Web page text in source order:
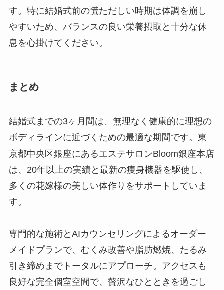
す。特に結婚式前の慌ただしい時期は体調を崩し
やすいため、バランスの良い栄養摂取と十分な休
息を心掛けてください。
まとめ
結婚式までの3ヶ月間は、無理なく健康的に理想の
ボディラインに近づくための最適な期間です。東
京都中央区銀座にあるエステサロンBloom銀座本店
は、20年以上の実績と最新の痩身機器を駆使し、
多くの花嫁様の美しい体作りをサポートしていま
す。
専門的な施術とAIカウンセリングによるオーダー
メイドプランで、むくみ改善や脂肪燃焼、たるみ
引き締めまでトータルにアプローチ。アクセスも
良好な完全個室空間で、贅沢なひとときを過ごし